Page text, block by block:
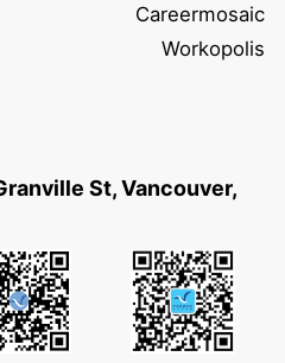
Careermosaic
Workopolis
St, Vancouver,